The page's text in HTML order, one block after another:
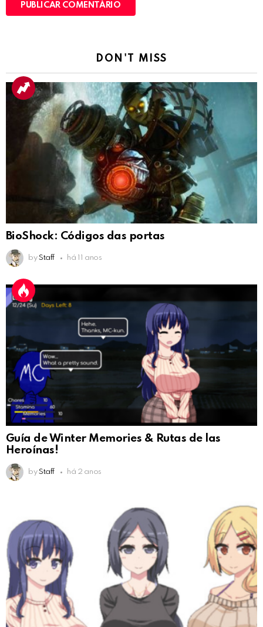
DON'T MISS
BioShock: Códigos das portas
by Staff há 11 anos
Guía de Winter Memories & Rutas de las
Heroínas!
by Staff há 2 anos